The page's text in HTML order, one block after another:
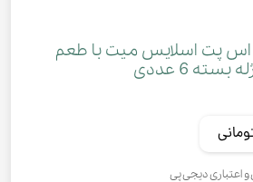
اس پت اسلایس میت با طعم
6 عددی